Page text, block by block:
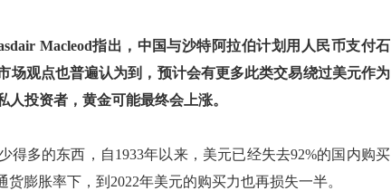
Macleod指出，中国与沙特阿拉伯计划用人民币支付石
场观点也普遍认为到，预计会有更多此类交易绕过美元作为
投资者，黄金可能最终会上涨。
得多的东西，自1933年以来，美元已经失去92%的国内购买
货膨胀率下，到2022年美元的购买力也再损失一半。